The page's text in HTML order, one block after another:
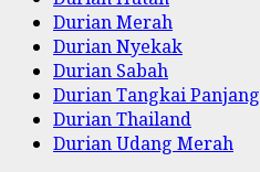
Durian Merah
Durian Nyekak
Durian Sabah
Durian Tangkai Panjang
Durian Thailand
Durian Udang Merah